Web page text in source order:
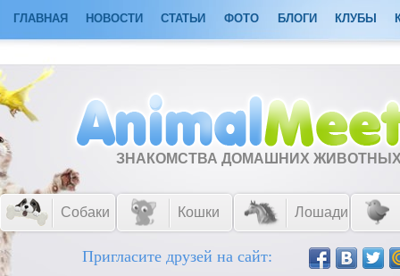
ГЛАВНАЯ НОВОСТИ СТАТЬИ ФОТО БЛОГИ КЛУБЫ
ЗНАКОМСТВА ДОМАШНИХ
Собаки Кошки Лошади
Пригласите друзей на сайт: